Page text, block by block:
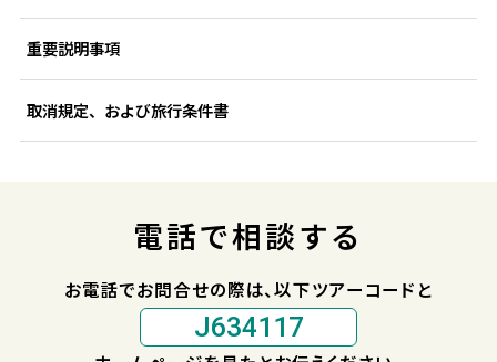
重要説明事項
取消規定、および旅行条件書
電話で相談する
お電話でお問合せの際は、以下ツアーコードと
J634117